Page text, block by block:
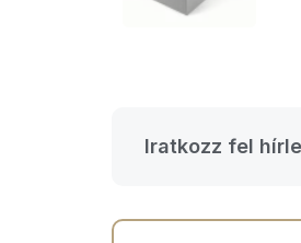
Iratkozz fel